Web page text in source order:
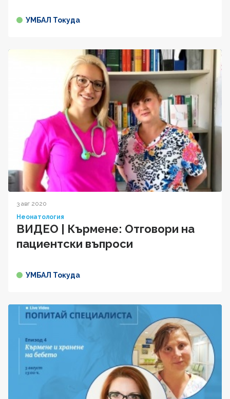
УМБАЛ Токуда
3 авг 2020
Неонатология
ВИДЕО | Кърмене: Отговори на
пациентски въпроси
УМБАЛ Токуда